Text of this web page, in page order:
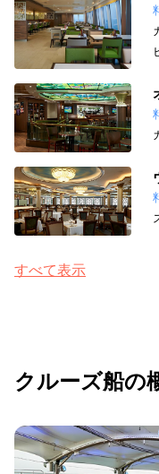
すべて表示
クルーズ船の